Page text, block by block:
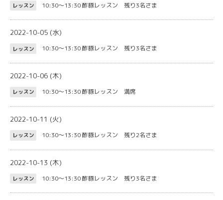
レッスン 10:30～13:30 酢豚レッスン 残り3名さま
2022-10-05 (水)
レッスン 10:30～13:30 酢豚レッスン 残り3名さま
2022-10-06 (木)
レッスン 10:30～13:30 酢豚レッスン 満席
2022-10-11 (火)
レッスン 10:30～13:30 酢豚レッスン 残り2名さま
2022-10-13 (木)
レッスン 10:30～13:30 酢豚レッスン 残り3名さま